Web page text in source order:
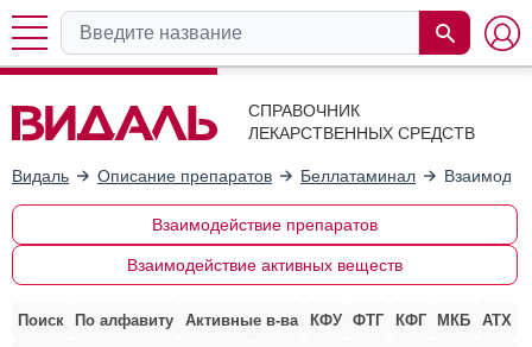
СПРАВОЧНИК
ЛЕКАРСТВЕННЫХ СРЕДСТВ
Видаль Описание препаратов Беллатаминал
Взаимодействие препаратов
Взаимодействие активных веществ
Поиск По алфавиту Активные в-ва КФУ ФТГ КФГ МКБ АТХ